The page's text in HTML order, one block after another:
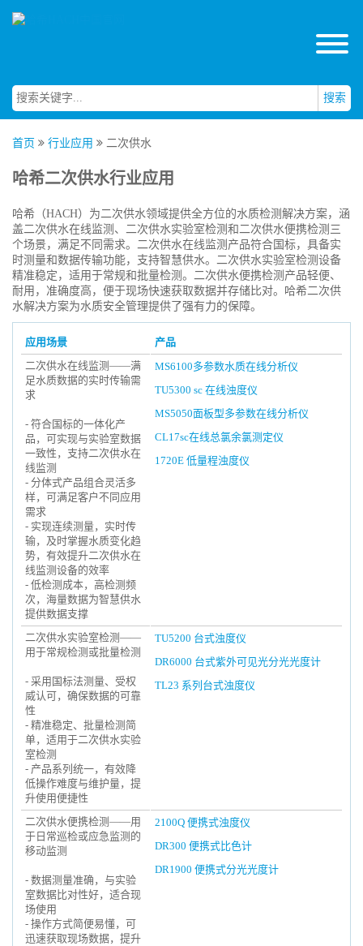
搜索
首页 行业应用 二次供水
哈希二次供水行业应用
哈希（HACH）为二次供水领域提供全方位的水质检测解决方案，涵
盖二次供水在线监测、二次供水实验室检测和二次供水便携检测三
个场景，满足不同需求。二次供水在线监测产品符合国标，具备实
时测量和数据传输功能，支持智慧供水。二次供水实验室检测设备
精准稳定，适用于常规和批量检测。二次供水便携检测产品轻便、
耐用，准确度高，便于现场快速获取数据并存储比对。哈希二次供
水解决方案为水质安全管理提供了强有力的保障。
应用场景
产品
二次供水在线监测——满
足水质数据的实时传输需
求
- 符合国标的一体化产
品，可实现与实验室数据
一致性，支持二次供水在
线监测
- 分体式产品组合灵活多
样，可满足客户不同应用
需求
- 实现连续测量，实时传
输，及时掌握水质变化趋
势，有效提升二次供水在
线监测设备的效率
- 低检测成本，高检测频
次，海量数据为智慧供水
提供数据支撑
MS6100多参数水质在线分析仪
TU5300 sc 在线浊度仪
MS5050面板型多参数在线分析仪
CL17sc在线总氯余氯测定仪
1720E 低量程浊度仪
二次供水实验室检测——
用于常规检测或批量检测
- 采用国标法测量、受权
威认可，确保数据的可靠
性
- 精准稳定、批量检测简
单，适用于二次供水实验
室检测
- 产品系列统一，有效降
低操作难度与维护量，提
升使用便捷性
TU5200 台式浊度仪
DR6000 台式紫外可见光分光光度计
TL23 系列台式浊度仪
二次供水便携检测——用
于日常巡检或应急监测的
移动监测
- 数据测量准确，与实验
室数据比对性好，适合现
场使用
- 操作方式简便易懂，可
迅速获取现场数据，提升
2100Q 便携式浊度仪
DR300 便携式比色计
DR1900 便携式分光光度计